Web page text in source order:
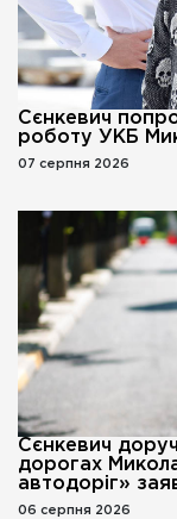
Сєнкевич
роботу УКБ
07 серпня 2026
Сєнкевич
дорогах
автодоріг»
06 серпня 2026